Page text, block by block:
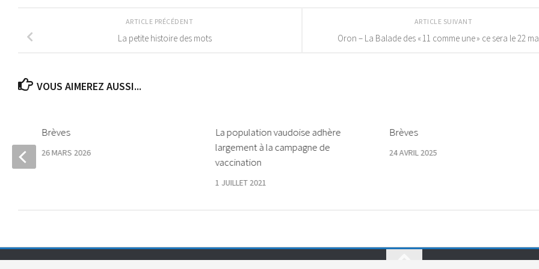
ARTICLE SUIVANT
Oron – La Balade des « 11 comme une » ce sera le 22
ARTICLE PRÉCÉDENT
La petite histoire des mots
VOUS AIMEREZ AUSSI...
La population vaudoise adhère
largement à la campagne de
vaccination
1 JUILLET 2021
Brèves
24 AVRIL 2025
Brèves
26 MARS 2026